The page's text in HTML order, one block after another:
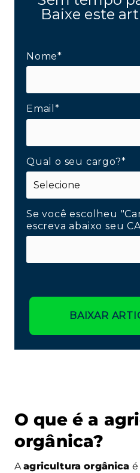
Baixe este
Nome*
Email*
Qual o seu cargo?*
Se você escolheu
escreva abaixo seu
BAIXAR
O que é a
orgânica?
Aagricultura orgânica